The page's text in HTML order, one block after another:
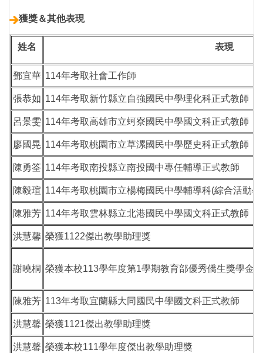
獲獎＆其他表現
姓名 表現
鄧宜華 114年考取社會工作師
張恭如 114年考取新竹縣立自強國民中學理化科正式教師
呂景雯 114年考取高雄市立蚵寮國民中學國文科正式教師
廖國晃 114年考取桃園市立草漯國民中學歷史科正式教師
陳勇筌 114年考取南投縣立南投國中專任輔導正式教師
陳毅瑄 114年考取桃園市立楊梅國民中學輔導科(綜合活動
陳雅芳 114年考取雲林縣立北港國民中學國文科正式教師
洪慧馨 榮獲1122傑出教學助理獎
謝曉桐 榮獲本校113學年度第1學期教育部優秀僑生獎學金
陳雅芳 113年考取宜蘭縣大同國民中學國文科正式教師
洪慧馨 榮獲1121傑出教學助理獎
洪慧馨 榮獲本校111學年度傑出教學助理獎